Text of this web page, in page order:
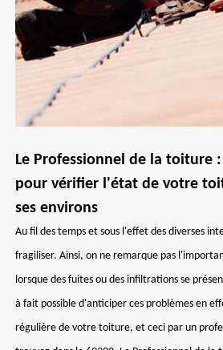
Le Professionnel de la toiture
pour vérifier l'état de votre
ses environs
Au fil des temps et sous l'effet des diverses
fragiliser. Ainsi, on ne remarque pas
lorsque des fuites ou des infiltrations se
à fait possible d'anticiper ces problèmes en
régulière de votre toiture, et ceci par un